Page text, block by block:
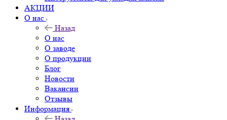
АКЦИИ
О нас
Назад
О нас
О заводе
О продукции
Блог
Новости
Вакансии
Отзывы
Информация